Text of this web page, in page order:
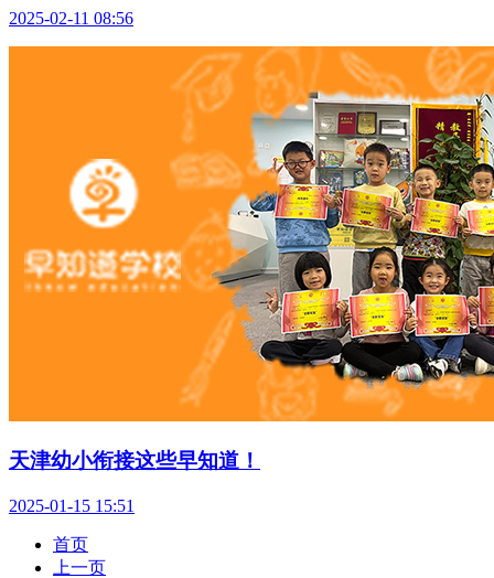
2025-02-11 08:56
天津幼小衔接这些早知道！
2025-01-15 15:51
首页
上一页